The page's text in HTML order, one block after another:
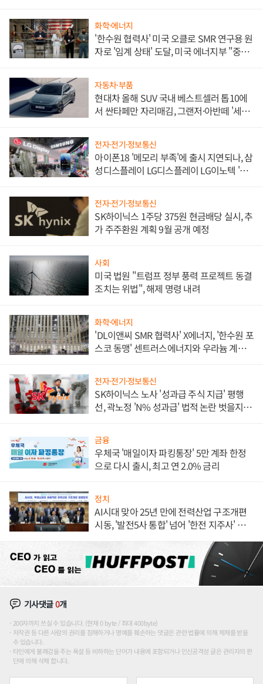
화학·에너지
'한수원 협력사' 미국 오클로 SMR 연구용 원
자로 '임계 상태' 도달, 미국 에너지부 "중요
자동차·부품
현대차 올해 SUV 국내 베스트셀러 톱10에
서 싼타페만 자리매김, 그랜저·아반떼 '세단
전자·전기·정보통신
아이폰18 '메모리 부족'에 출시 지연되나, 삼
성디스플레이 LG디스플레이 LG이노텍 '탈
전자·전기·정보통신
SK하이닉스 1주당 375원 현금배당 실시, 추
가 주주환원 계획 9월 공개 예정
사회
미국 법원 "트럼프 정부 풍력 프로젝트 동결
조치는 위법", 해제 명령 내려
화학·에너지
'DL이앤씨 SMR 협력사' X에너지, '한수원 포
스코 동맹' 센트러스에너지와 우라늄 계약
전자·전기·정보통신
SK하이닉스 노사 '성과급 주식 지급' 평행
선, 곽노정 'N% 성과급' 법적 논란 벗을지 주
금융
우체국 '매일이자 파킹통장' 5만 계좌 한정
으로 다시 출시, 최고 연 2.0% 금리
정치
AI시대 맞아 25년 만에 전력산업 구조개편
시동, '발전5사 통합' 넘어 '한전 지주사' 재편
기사댓글0개
200자까지 쓰실 수 있습니다. (현재 0 byte / 최대 400byte)
저작권 등 다른 사람의 권리를 침해하거나 명예를 훼손하는 댓글은 관련 법률에 의해 제재를 받을
수 있습니다.
타인에게 불쾌감을 주는 욕설 등 비하하는 단어가 내용에 포함되거나 인신공격성 글은 관리자의 판
단에 의해 삭제 합니다.